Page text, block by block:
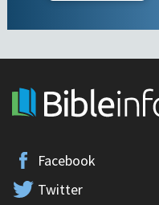
Facebook
Twitter